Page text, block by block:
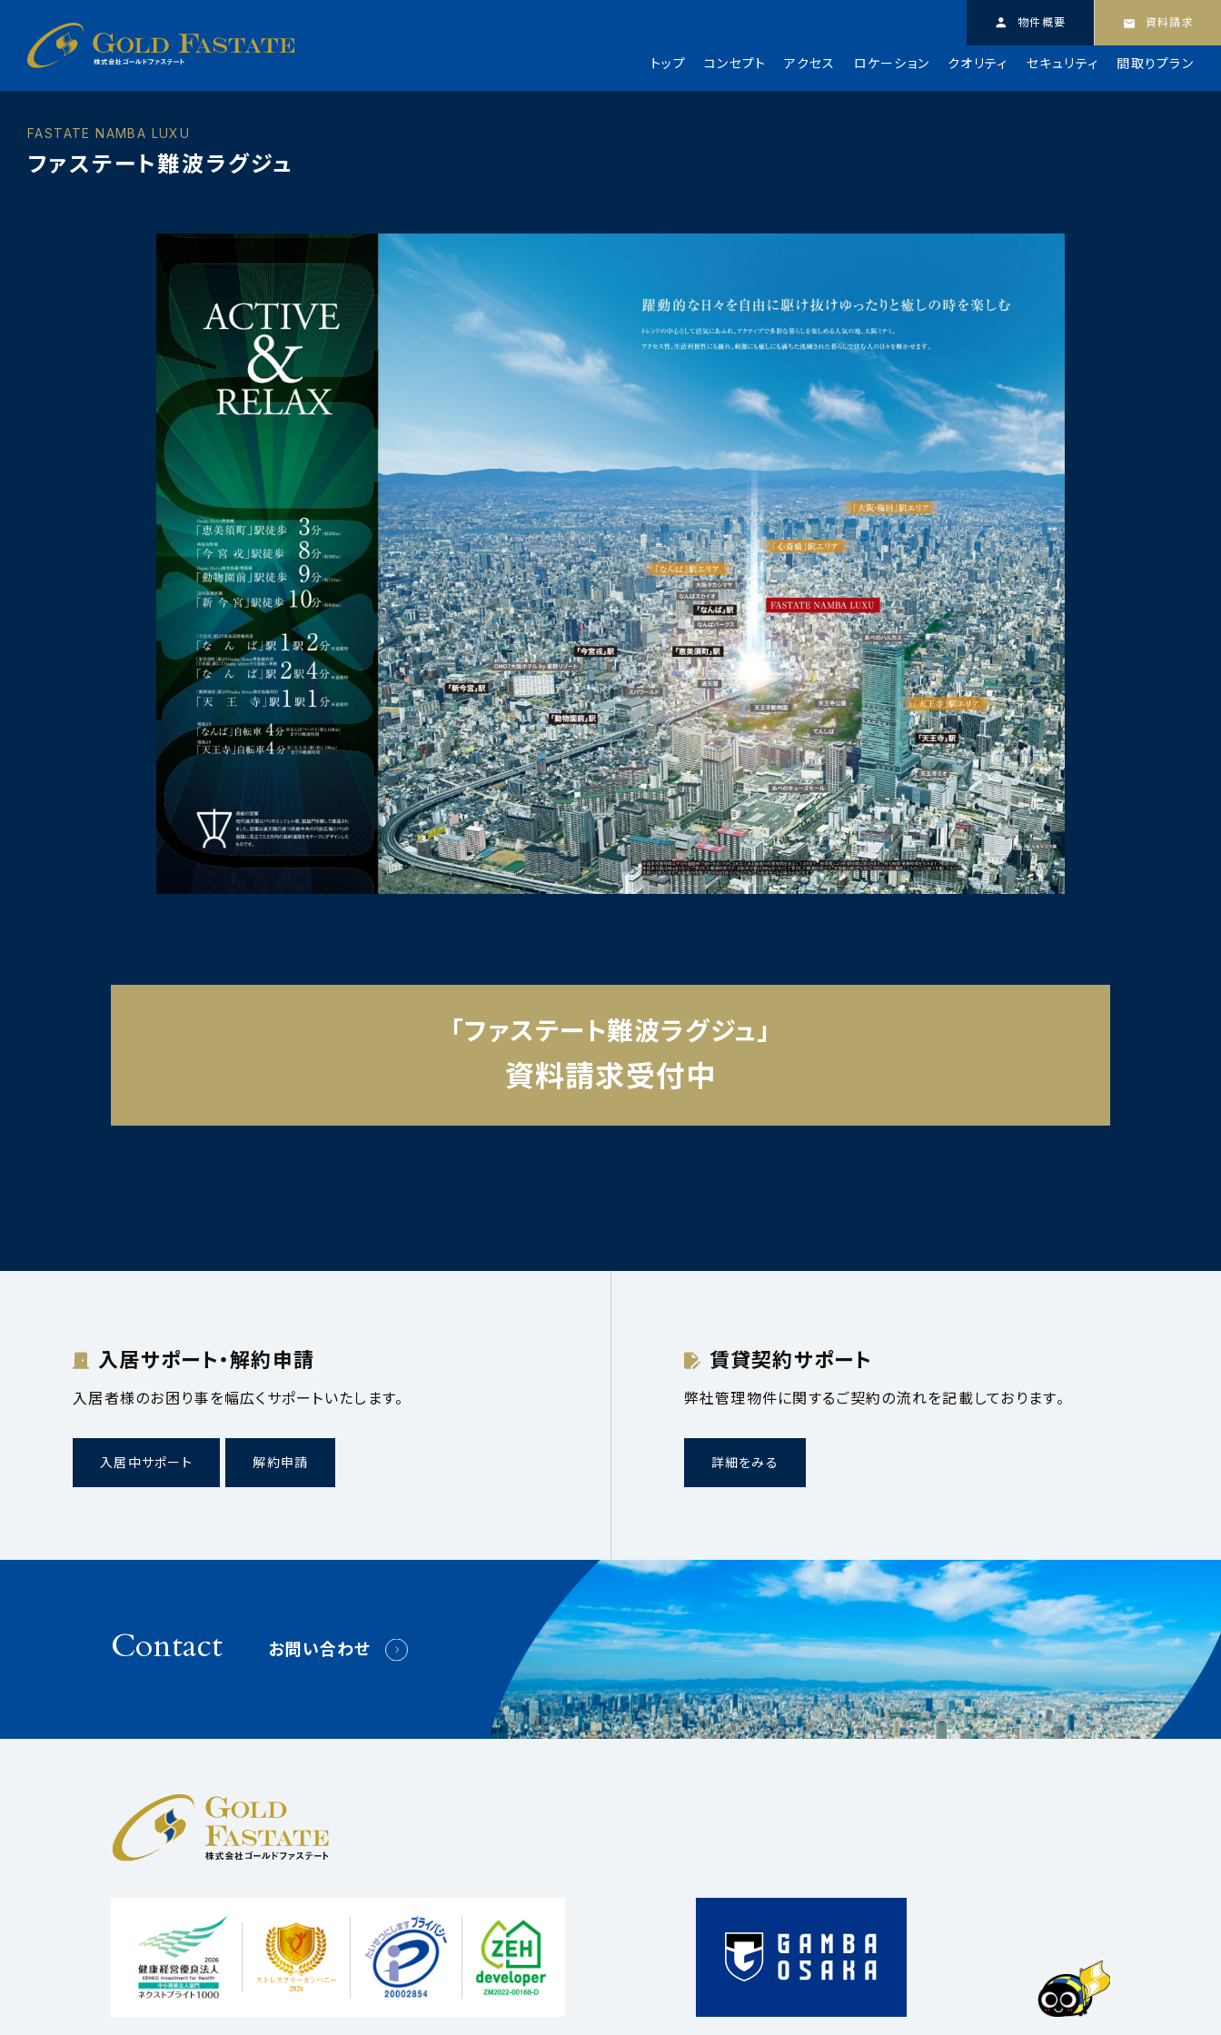
物件概要 資料請求
トップ コンセプト アクセス ロケーション クオリティ セキュリティ 間取りプラン
FASTATE NAMBA LUXU
ファステート難波ラグジュ
「ファステート難波ラグジュ」
資料請求受付中
入居サポート・解約申請
入居者様のお困り事を幅広くサポートいたします。
入居中サポート 解約申請
賃貸契約サポート
弊社管理物件に関するご契約の流れを記載しております。
詳細をみる
Contact お問い合わせ